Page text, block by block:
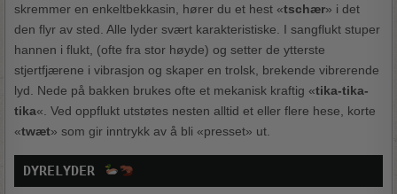
skremmer en enkeltbekkasin, hører du et hest «tschær» i det
den flyr av sted. Alle lyder svært karakteristiske. I sangflukt stuper
hannen i flukt, (ofte fra stor høyde) og setter de ytterste
stjertfjærene i vibrasjon og skaper en trolsk, brekende vibrerende
lyd. Nede på bakken brukes ofte et mekanisk kraftig «tika-tika-
tika«. Ved oppflukt utstøtes nesten alltid et eller flere hese, korte
«twæt» som gir inntrykk av å bli «presset» ut.
DYRELYDER